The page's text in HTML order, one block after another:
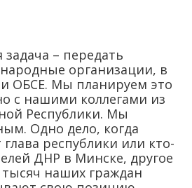
– передать
организации, в
ОБСЕ. Мы планируем это
с нашими коллегами из
Республики. Мы
Одно дело, когда
глава республики или кто-
ДНР в Минске, другое
тысяч наших граждан